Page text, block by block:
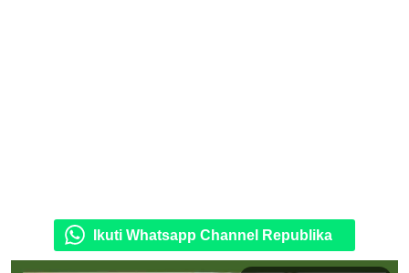
Ikuti Whatsapp Channel Republika